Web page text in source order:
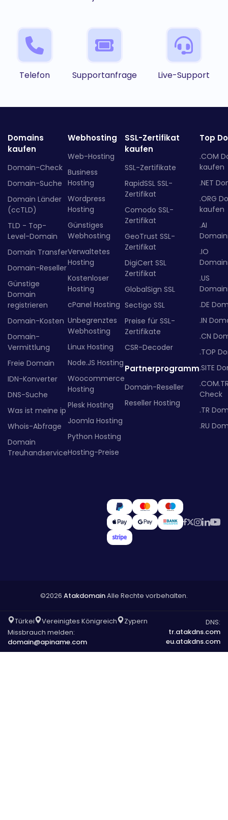
Telefon Supportanfrage Live-Support
Domains
kaufen
Domain-Check
Domain-Suche
Domain Länder
(ccTLD)
TLD - Top-
Level-Domain
Domain Transfer
Domain-Reseller
Günstige
Domain
registrieren
Domain-Kosten
Domain-
Vermittlung
Freie Domain
IDN-Konverter
DNS-Suche
Was ist meine ip
Whois-Abfrage
Domain
Treuhandservice
Webhosting
Web-Hosting
Business
Hosting
Wordpress
Hosting
Günstiges
Webhosting
Verwaltetes
Hosting
Kostenloser
Hosting
cPanel Hosting
Unbegrenztes
Webhosting
Linux Hosting
Node.JS Hosting
Woocommerce
Hosting
Plesk Hosting
Joomla Hosting
Python Hosting
Hosting-Preise
SSL-Zertifikat
kaufen
SSL-Zertifikate
RapidSSL SSL-
Zertifikat
Comodo SSL-
Zertifikat
GeoTrust SSL-
Zertifikat
DigiCert SSL
Zertifikat
GlobalSign SSL
Sectigo SSL
Preise für SSL-
Zertifikate
CSR-Decoder
Partnerprogramm
Domain-Reseller
Reseller Hosting
Top
.COM
kaufen
.NET
.ORG
kaufen
.AI
.IO
.US
.DE
.IN
.CN
.TOP
.SITE
Check
.TR
.RU
©2026 AtakdomainAlle Rechte vorbehalten.
Türkei Vereinigtes Königreich
Zypern
Missbrauch melden:
domain@apiname.com
DNS:
tr.atakdns.com
eu.atakdns.com